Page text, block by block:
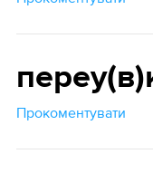
Прокоментувати